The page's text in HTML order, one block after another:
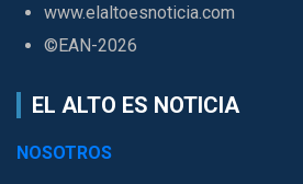
www.elaltoesnoticia.com
©EAN-2026
EL ALTO ES NOTICIA
NOSOTROS